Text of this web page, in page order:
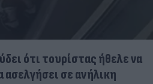
ότι τουρίστας ήθελε να
ασελγήσει σε ανήλικη